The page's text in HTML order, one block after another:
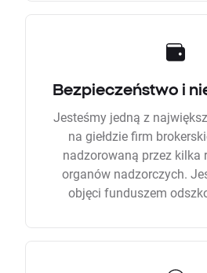
Bezpieczeństwo i
Jesteśmy jedną z
na giełdzie firm
nadzorowaną przez kilka
organów nadzorczych.
objęci funduszem